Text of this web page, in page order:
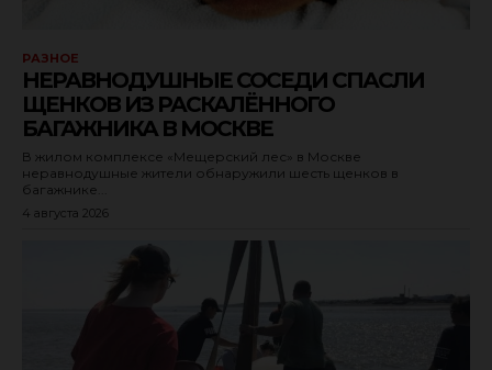
РАЗНОЕ
НЕРАВНОДУШНЫЕ СОСЕДИ СПАСЛИ
ЩЕНКОВ ИЗ РАСКАЛЁННОГО
БАГАЖНИКА В МОСКВЕ
В жилом комплексе «Мещерский лес» в Москве
неравнодушные жители обнаружили шесть щенков в
багажнике...
4 августа 2026